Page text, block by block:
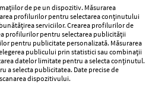
abdomenul tonifiat la 56 de ani.
Ce imagini a postat artista în
mediul online
de pe un dispozitiv. Măsurarea
profilurilor pentru selectarea conținutului
serviciilor. Crearea profilurilor de
profilurilor pentru selectarea publicității
pentru publicitate personalizată. Măsurarea
publicului prin statistici sau combinații
datelor limitate pentru a selecta conținutul.
a selecta publicitatea. Date precise de
dispozitivului.